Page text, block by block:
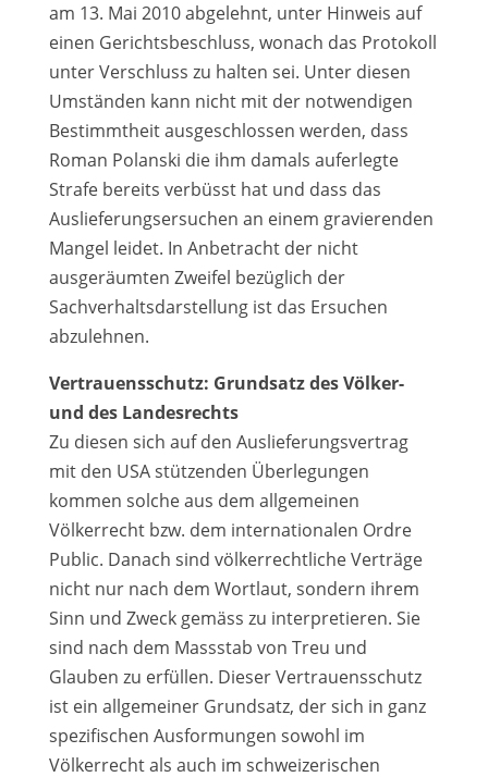
am 13. Mai 2010 abgelehnt, unter Hinweis auf
einen Gerichtsbeschluss, wonach das Protokoll
unter Verschluss zu halten sei. Unter diesen
Umständen kann nicht mit der notwendigen
Bestimmtheit ausgeschlossen werden, dass
Roman Polanski die ihm damals auferlegte
Strafe bereits verbüsst hat und dass das
Auslieferungsersuchen an einem gravierenden
Mangel leidet. In Anbetracht der nicht
ausgeräumten Zweifel bezüglich der
Sachverhaltsdarstellung ist das Ersuchen
abzulehnen.
Vertrauensschutz: Grundsatz des Völker-
und des Landesrechts
Zu diesen sich auf den Auslieferungsvertrag
mit den USA stützenden Überlegungen
kommen solche aus dem allgemeinen
Völkerrecht bzw. dem internationalen Ordre
Public. Danach sind völkerrechtliche Verträge
nicht nur nach dem Wortlaut, sondern ihrem
Sinn und Zweck gemäss zu interpretieren. Sie
sind nach dem Massstab von Treu und
Glauben zu erfüllen. Dieser Vertrauensschutz
ist ein allgemeiner Grundsatz, der sich in ganz
spezifischen Ausformungen sowohl im
Völkerrecht als auch im schweizerischen